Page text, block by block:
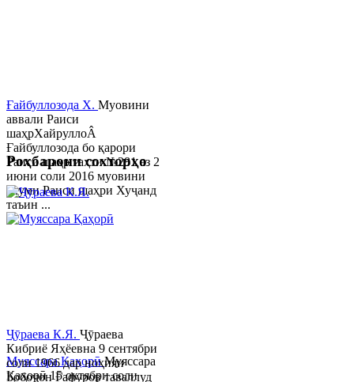
Ғайбуллозода Х. Муовини
аввали Раиси
шаҳрХайруллоÂ
Ғайбуллозода бо қарори
Раиси шаҳр таҳти №281 аз 2
июни соли 2016 муовини
якуми Раиси шаҳри Хуҷанд
таъин ...
Муяссара ҚаҳорӣМуяссара
Қаҳорӣ 15 октябри соли
Роҳбарони сохторҳо
Ҷӯраева К.Я. Ҷӯраева
Кибриё Яҳёевна 9 сентябри
соли 1966 дар ноҳияи
Бобоҷон Ғафуров таваллуд